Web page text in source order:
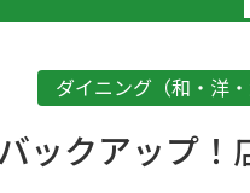
ダイニング（和・洋・
ックアップ